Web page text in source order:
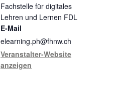
Fachstelle für digitales
Lehren und Lernen FDL
E-Mail
elearning.ph@fhnw.ch
Veranstalter-Website
anzeigen